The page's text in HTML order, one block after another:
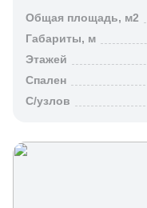
Общая площадь, м2
Габариты, м
Этажей
Спален
C/узлов